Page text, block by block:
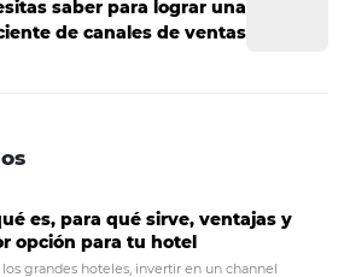
de monitorear a la competencia
útil y relevante contigo.